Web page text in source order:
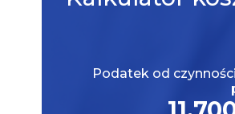
Podatek od